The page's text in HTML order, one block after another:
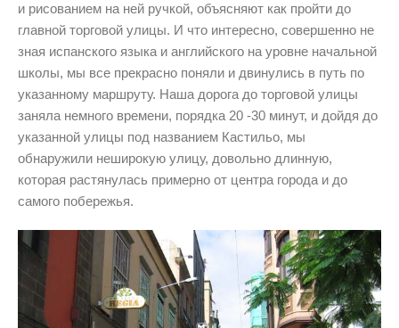
и рисованием на ней ручкой, объясняют как пройти до
главной торговой улицы. И что интересно, совершенно не
зная испанского языка и английского на уровне начальной
школы, мы все прекрасно поняли и двинулись в путь по
указанному маршруту. Наша дорога до торговой улицы
заняла немного времени, порядка 20 -30 минут, и дойдя до
указанной улицы под названием Кастильо, мы
обнаружили неширокую улицу, довольно длинную,
которая растянулась примерно от центра города и до
самого побережья.